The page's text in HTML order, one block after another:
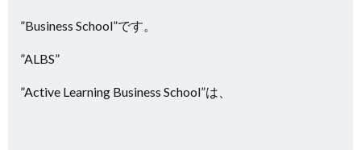
”Business School”です。
”ALBS”
”Active Learning Business School”は、